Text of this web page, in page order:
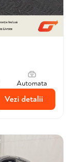
Automata
Vezi detalii